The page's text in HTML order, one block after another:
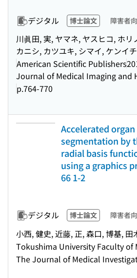
デジタル 博士論文 障害者
川眞田, 実, ヤマネ, ヤスヒコ, ホリ
カニシ, カツユキ, シマイ, ケンイ
American Scientific Publishers
Journal of Medical Imaging and
p.764-770
Accelerated
segmentation by
radial basis
using a graphics
66 1-2
デジタル 博士論文 障害者
小西, 健史, 近藤, 正, 森口, 博基, 田
Tokushima University Faculty of
The Journal of Medical